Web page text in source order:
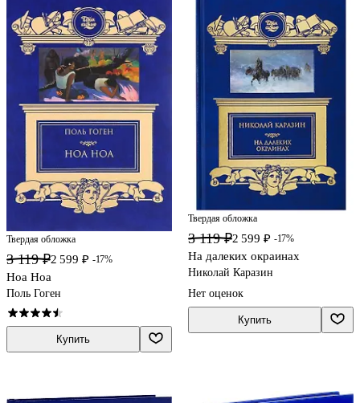
Твердая обложка
3 119 ₽2 599 ₽ -17%
Ноа Ноа
Поль Гоген
Купить
Твердая обложка
3 119 ₽2 599 ₽ -17%
На далеких окраинах
Николай Каразин
Нет оценок
Купить